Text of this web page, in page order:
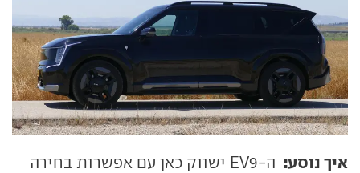
איך נוסע:
ה-EV9 ישווק כאן עם אפשרות בחירה